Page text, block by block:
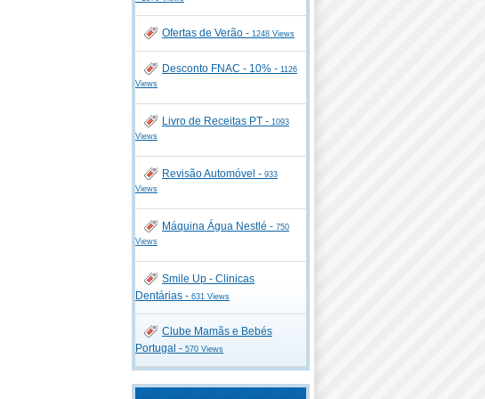
Ofertas de Verão - 1248 Views
Desconto FNAC - 10% - 1126
Views
Livro de Receitas PT - 1093
Views
Revisão Automóvel - 933
Views
Máquina Água Nestlé - 750
Views
Smile Up - Clinicas
Dentárias - 631 Views
Clube Mamãs e Bebés
Portugal - 570 Views